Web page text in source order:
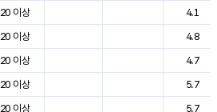
20 이상
4.1
20 이상
4.8
20 이상
4.7
20 이상
5.7
20 이상
5.7